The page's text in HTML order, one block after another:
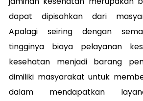
dapat dipisahkan dari
Apalagi seiring dengan
tingginya biaya pelayanan
kesehatan menjadi barang
dimiliki masyarakat untuk
dalam mendapatkan